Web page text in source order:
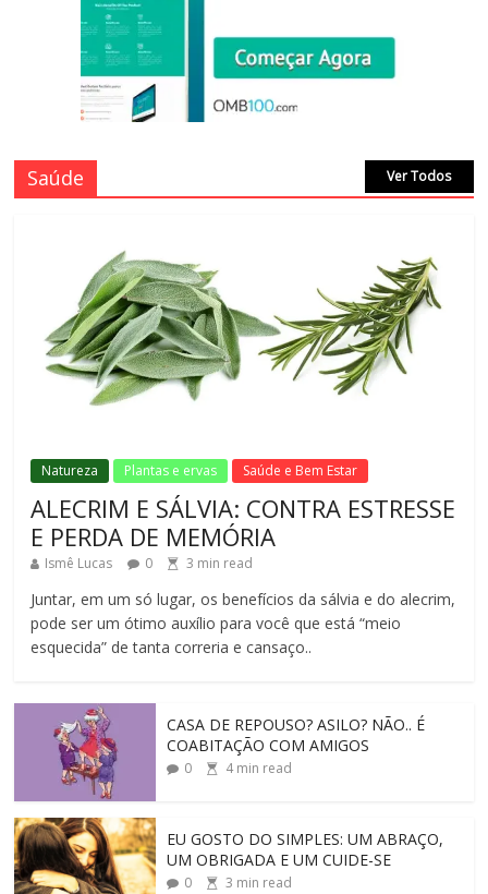
Saúde Ver Todos
Natureza Plantas e ervas Saúde e Bem Estar
ALECRIM E SÁLVIA: CONTRA ESTRESSE
E PERDA DE MEMÓRIA
Ismê Lucas 0 3 min read
Juntar, em um só lugar, os benefícios da sálvia e do alecrim,
pode ser um ótimo auxílio para você que está “meio
esquecida” de tanta correria e cansaço..
CASA DE REPOUSO? ASILO? NÃO.. É
COABITAÇÃO COM AMIGOS
0 4min read
EU GOSTO DO SIMPLES: UM ABRAÇO,
UM OBRIGADA E UM CUIDE-SE
0 3 min read